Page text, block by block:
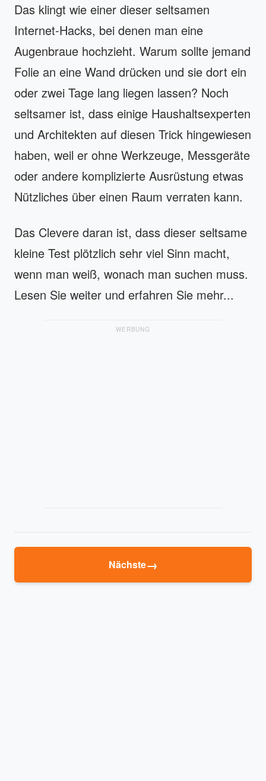
Das klingt wie einer dieser seltsamen
Internet-Hacks, bei denen man eine
Augenbraue hochzieht. Warum sollte jemand
Folie an eine Wand drücken und sie dort ein
oder zwei Tage lang liegen lassen? Noch
seltsamer ist, dass einige Haushaltsexperten
und Architekten auf diesen Trick hingewiesen
haben, weil er ohne Werkzeuge, Messgeräte
oder andere komplizierte Ausrüstung etwas
Nützliches über einen Raum verraten kann.
Das Clevere daran ist, dass dieser seltsame
kleine Test plötzlich sehr viel Sinn macht,
wenn man weiß, wonach man suchen muss.
Lesen Sie weiter und erfahren Sie mehr...
WERBUNG
Nächste→